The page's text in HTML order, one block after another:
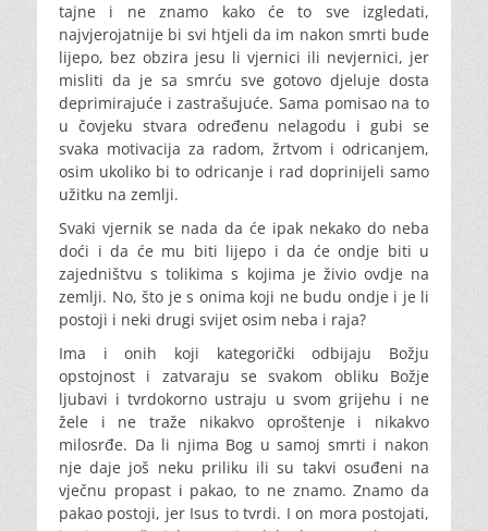
tajne i ne znamo kako će to sve izgledati,
najvjerojatnije bi svi htjeli da im nakon smrti bude
lijepo, bez obzira jesu li vjernici ili nevjernici, jer
misliti da je sa smrću sve gotovo djeluje dosta
deprimirajuće i zastrašujuće. Sama pomisao na to
u čovjeku stvara određenu nelagodu i gubi se
svaka motivacija za radom, žrtvom i odricanjem,
osim ukoliko bi to odricanje i rad doprinijeli samo
užitku na zemlji.
Svaki vjernik se nada da će ipak nekako do neba
doći i da će mu biti lijepo i da će ondje biti u
zajedništvu s tolikima s kojima je živio ovdje na
zemlji. No, što je s onima koji ne budu ondje i je li
postoji i neki drugi svijet osim neba i raja?
Ima i onih koji kategorički odbijaju Božju
opstojnost i zatvaraju se svakom obliku Božje
ljubavi i tvrdokorno ustraju u svom grijehu i ne
žele i ne traže nikakvo oproštenje i nikakvo
milosrđe. Da li njima Bog u samoj smrti i nakon
nje daje još neku priliku ili su takvi osuđeni na
vječnu propast i pakao, to ne znamo. Znamo da
pakao postoji, jer Isus to tvrdi. I on mora postojati,